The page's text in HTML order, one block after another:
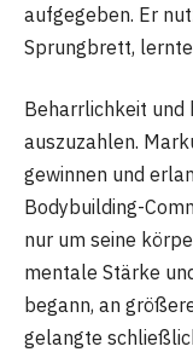
aufgegeben. Er
Sprungbrett,
Beharrlichkeit und
auszuzahlen.
gewinnen und
Bodybuilding-
nur um seine
mentale Stärke
begann, an
gelangte